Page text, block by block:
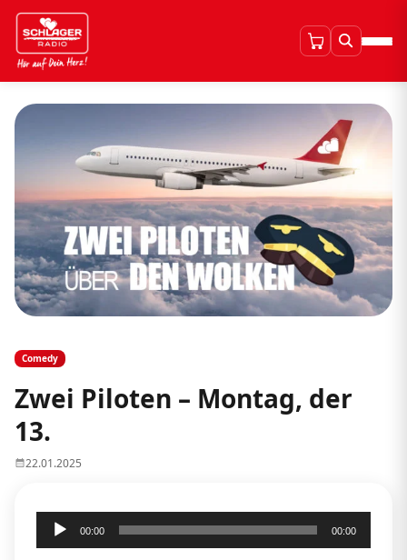
Comedy
Zwei Piloten – Montag, der
13.
22.01.2025
Audio-
Player
00:00 00:00